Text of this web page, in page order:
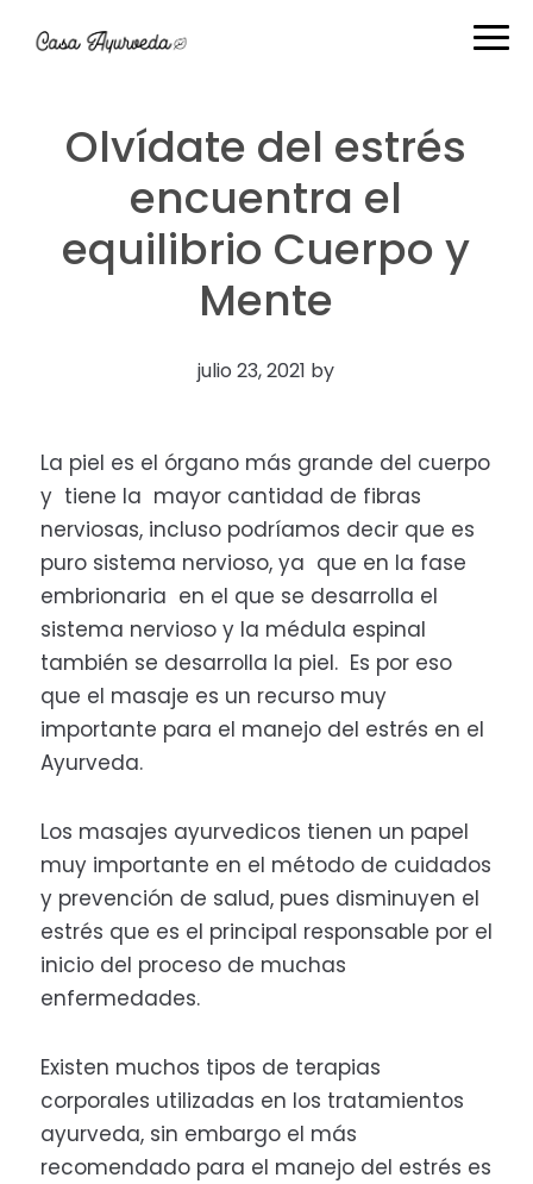
páginaOlvídate del estrés
encuentra el
equilibrio Cuerpo y
Mente
julio 23, 2021 by
La piel es el órgano más grande del cuerpo
y tiene la mayor cantidad de fibras
nerviosas, incluso podríamos decir que es
puro sistema nervioso, ya que en la fase
embrionaria en el que se desarrolla el
sistema nervioso y la médula espinal
también se desarrolla la piel. Es por eso
que el masaje es un recurso muy
importante para el manejo del estrés en el
Ayurveda.
Los masajes ayurvedicos tienen un papel
muy importante en el método de cuidados
y prevención de salud, pues disminuyen el
estrés que es el principal responsable por el
inicio del proceso de muchas
enfermedades.
Existen muchos tipos de terapias
corporales utilizadas en los tratamientos
ayurveda, sin embargo el más
recomendado para el manejo del estrés es